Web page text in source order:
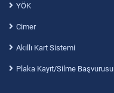
YÖK
Cimer
Akıllı Kart Sistemi
Plaka Kayıt/Silme Başvurusu